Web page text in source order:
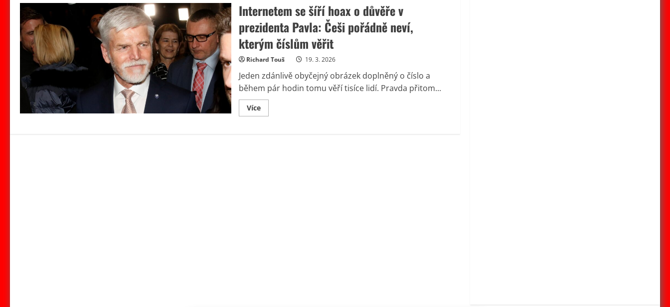
Internetem se šíří hoax o důvěře v
prezidenta Pavla: Češi pořádně neví,
kterým číslům věřit
Richard Touš 19. 3. 2026
Jeden zdánlivě obyčejný obrázek doplněný o číslo a
během pár hodin tomu věří tisíce lidí. Pravda přitom...
VíceRead
more